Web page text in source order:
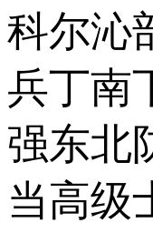
科尔沁
兵丁南
强东北
当高级